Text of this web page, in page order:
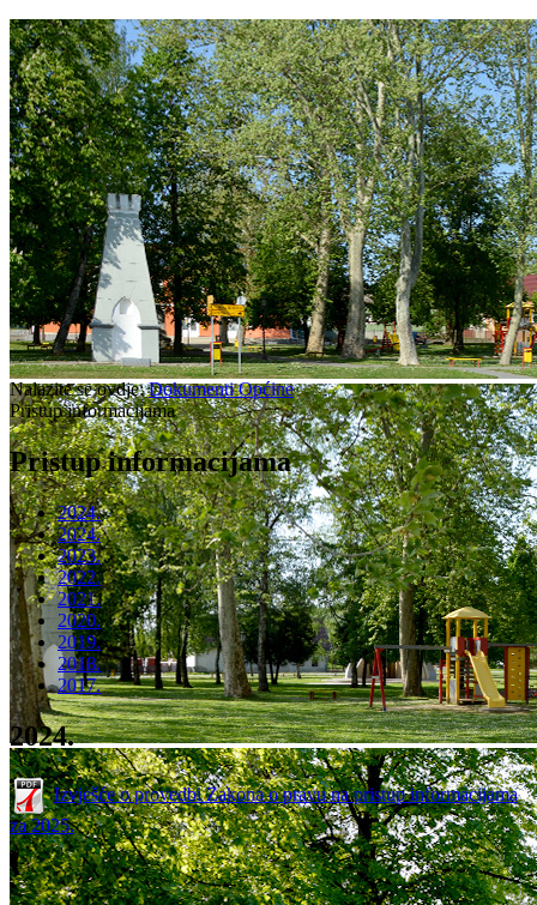
Nalazite se ovdje:Dokumenti Općine
Pristup informacijama
Pristup informacijama
2024.
2024.
2023.
2022.
2021.
2020.
2019.
2018.
2017.
2024.
Izvješće o provedbi Zakona o pravu na pristup informacijama
za 2025.